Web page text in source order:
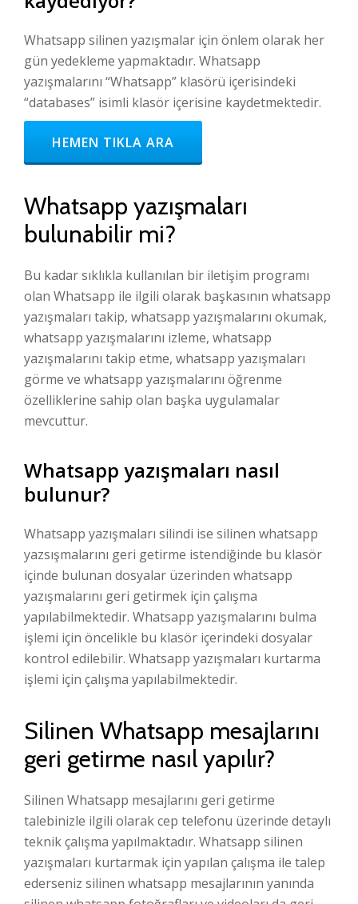
Whatsapp silinen yazışmalar için önlem olarak her
gün yedekleme yapmaktadır. Whatsapp
yazışmalarını “Whatsapp” klasörü içerisindeki
“databases” isimli klasör içerisine kaydetmektedir.
HEMEN TIKLA ARA
Whatsapp yazışmaları
bulunabilir mi?
Bu kadar sıklıkla kullanılan bir iletişim programı
olan Whatsapp ile ilgili olarak başkasının whatsapp
yazışmaları takip, whatsapp yazışmalarını okumak,
whatsapp yazışmalarını izleme, whatsapp
yazışmalarını takip etme, whatsapp yazışmaları
görme ve whatsapp yazışmalarını öğrenme
özelliklerine sahip olan başka uygulamalar
mevcuttur.
Whatsapp yazışmaları nasıl
bulunur?
Whatsapp yazışmaları silindi ise silinen whatsapp
yazsışmalarını geri getirme istendiğinde bu klasör
içinde bulunan dosyalar üzerinden whatsapp
yazışmalarını geri getirmek için çalışma
yapılabilmektedir. Whatsapp yazışmalarını bulma
işlemi için öncelikle bu klasör içerindeki dosyalar
kontrol edilebilir. Whatsapp yazışmaları kurtarma
işlemi için çalışma yapılabilmektedir.
Silinen Whatsapp mesajlarını
geri getirme nasıl yapılır?
Silinen Whatsapp mesajlarını geri getirme
talebinizle ilgili olarak cep telefonu üzerinde detaylı
teknik çalışma yapılmaktadır. Whatsapp silinen
yazışmaları kurtarmak için yapılan çalışma ile talep
ederseniz silinen whatsapp mesajlarının yanında